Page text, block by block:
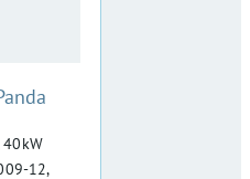
40kW
12,